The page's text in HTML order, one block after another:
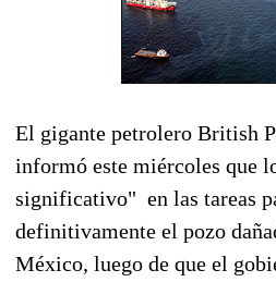
El gigante petrolero British
informó este miércoles que
significativo" en las tareas
definitivamente el pozo
México, luego de que el